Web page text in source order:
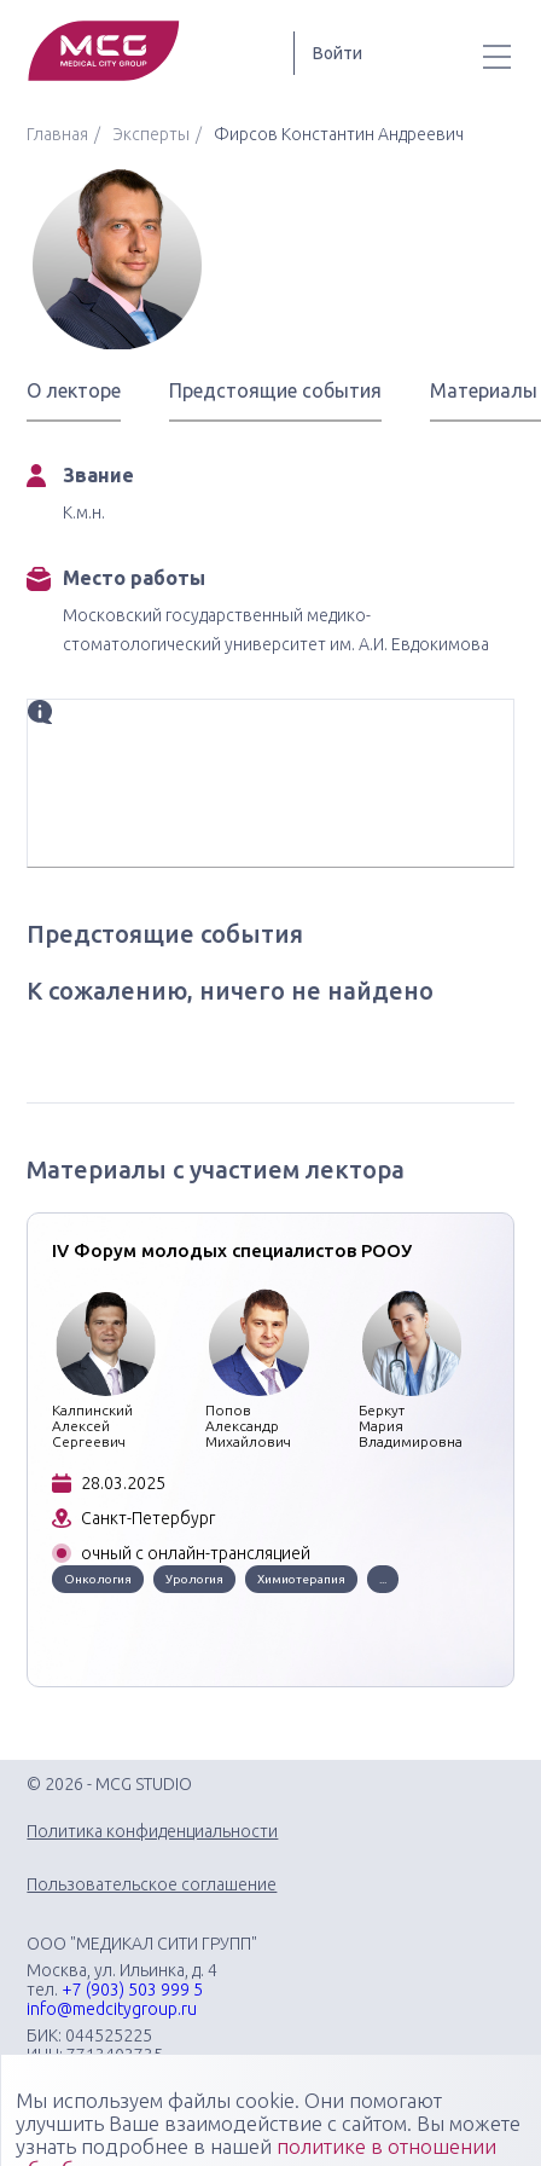
Войти
Главная Эксперты Фирсов Константин Андреевич
О лекторе Предстоящие события Материалы
Звание
К.м.н.
Место работы
Московский государственный медико-
стоматологический университет им. А.И. Евдокимова
Предстоящие события
К сожалению, ничего не найдено
Материалы с участием лектора
IV Форум молодых специалистов РООУ
Калпинский
Алексей
Сергеевич
Попов
Александр
Михайлович
Беркут
Мария
Владимировна
28.03.2025
Санкт-Петербург
очный с онлайн-трансляцией
Онкология Урология Химиотерапия
© 2026 - MCG STUDIO
Политика конфиденциальности
Пользовательское соглашение
ООО "МЕДИКАЛ СИТИ ГРУПП"
Москва, ул. Ильинка, д. 4
тел. +7 (903) 503 999 5
info@medcitygroup.ru
БИК: 044525225
ИНН: 7713403735
Организация научно-практических медицинских
мероприятий различного профиля: конгрессов, форумов,
конференций, симпозиумов, вебинаров, мастер-классов в
очных, онлайн- и смешанных форматах, повышающих
Мы используем файлы cookie. Они помогают
улучшить Ваше взаимодействие с сайтом. Вы можете
узнать подробнее в нашей политике в отношении